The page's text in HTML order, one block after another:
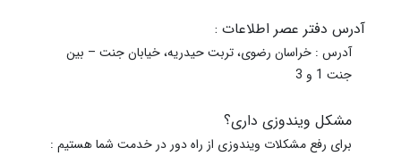
آدرس دفتر عصر اطلاعات :
آدرس : خراسان رضوی، تربت حیدریه، خیابان جنت – بین
جنت 1 و 3
مشکل ویندوزی داری؟
برای رفع مشکلات ویندوزی از راه دور در خدمت شما هستیم :